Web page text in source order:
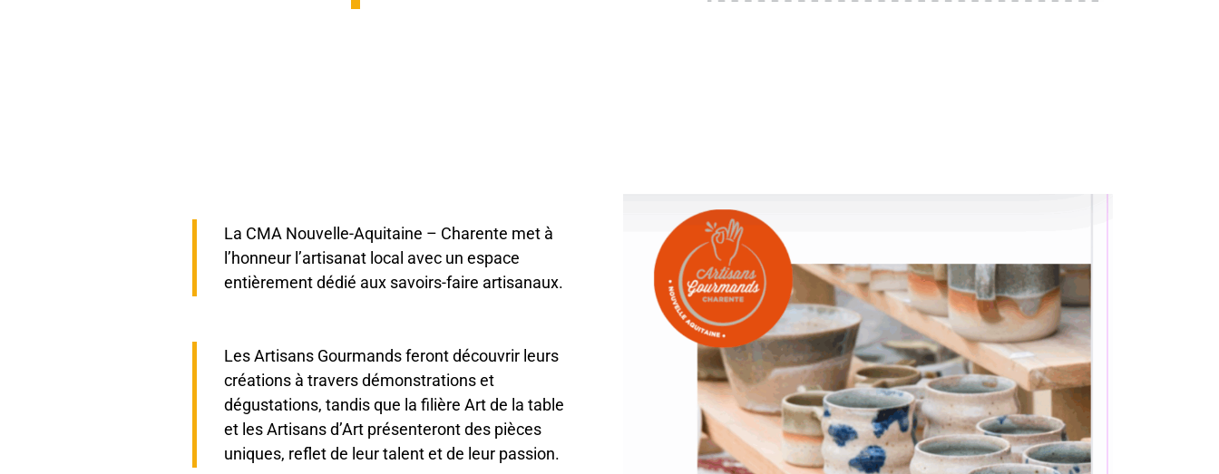
La CMA Nouvelle-Aquitaine – Charente met à
l’honneur l’artisanat local avec un espace
entièrement dédié aux savoirs-faire artisanaux.
Les Artisans Gourmands feront découvrir leurs
créations à travers démonstrations et
dégustations, tandis que la filière Art de la table
et les Artisans d’Art présenteront des pièces
uniques, reflet de leur talent et de leur passion.